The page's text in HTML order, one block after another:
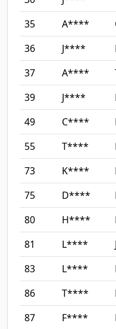
35
A****
36
J****
37
A****
39
J****
49
C****
55
T****
73
K****
75
D****
80
H****
81
L****
83
L****
86
T****
87
F****